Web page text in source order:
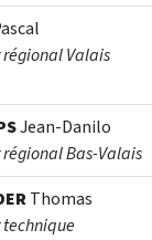
Valais
Jean-Danilo
Bas-Valais
Thomas